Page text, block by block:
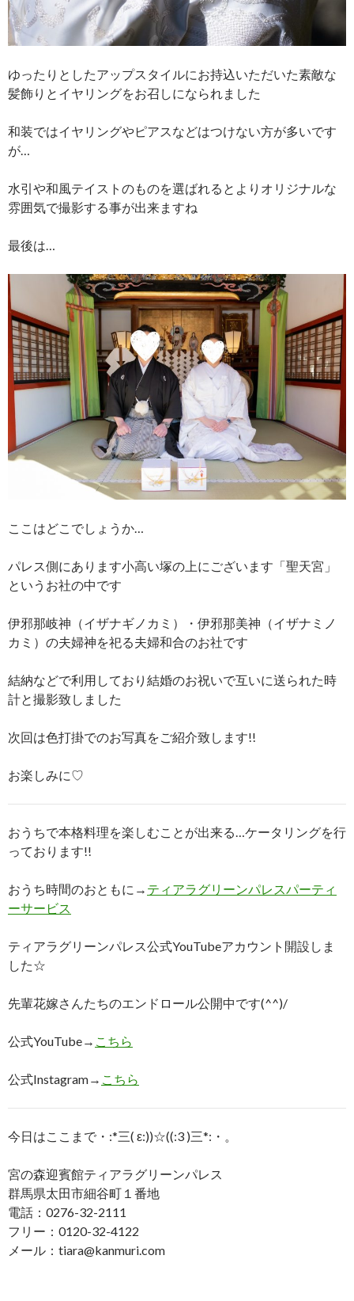
ゆったりとしたアップスタイルにお持込いただいた素敵な
髪飾りとイヤリングをお召しになられました
和装ではイヤリングやピアスなどはつけない方が多いです
が…
水引や和風テイストのものを選ばれるとよりオリジナルな
雰囲気で撮影する事が出来ますね
最後は…
ここはどこでしょうか…
パレス側にあります小高い塚の上にございます「聖天宮」
というお社の中です
伊邪那岐神（イザナギノカミ）・伊邪那美神（イザナミノ
カミ）の夫婦神を祀る夫婦和合のお社です
結納などで利用しており結婚のお祝いで互いに送られた時
計と撮影致しました
次回は色打掛でのお写真をご紹介致します!!
お楽しみに♡
おうちで本格料理を楽しむことが出来る…ケータリングを行
っております!!
おうち時間のおともに→ ティアラグリーンパレスパーティ
ーサービス
ティアラグリーンパレス公式YouTubeアカウント開設しま
した☆
先輩花嫁さんたちのエンドロール公開中です(^^)/
公式YouTube→ こちら
公式Instagram→ こちら
今日はここまで・:*三( ε:))☆((:3 )三*:・。
宮の森迎賓館ティアラグリーンパレス
群馬県太田市細谷町１番地
電話：0276-32-2111
フリー：0120-32-4122
メール：tiara@kanmuri.com